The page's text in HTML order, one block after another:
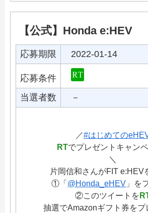
【公式】Honda e:HEV
応募期限 2022-01-14
応募条件
当選者数
－
／#はじめての
RTでプレゼントキャン
＼
片岡信和さんがFIT e:HEV
①「 @Honda_eHEV 」を
②このツイートを
抽選でAmazonギフト券をプ